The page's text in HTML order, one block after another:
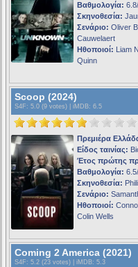
Βαθμολογία:
Σκηνοθεσία:
Σενάριο: Oliver
Cauwelaert
Ηθοποιοί: Liam
Quinn
Scoop (2024)
S4F : 5.0 (9 votes) | iMDB: 6.5
Πρεμιέρα
Είδος ταινίας:
Έτος πρώτης
Βαθμολογία:
Σκηνοθεσία:
Σενάριο:
Ηθοποιοί:
Colin Wells
Coming 2 America (2021)
S4F : 5.2 (23 votes) | iMDB: 5.3